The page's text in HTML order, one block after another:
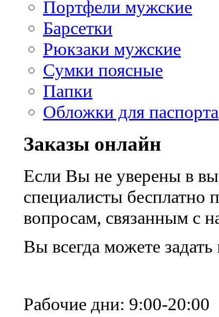
Портфели мужские
Барсетки
Рюкзаки мужские
Сумки поясные
Папки
Обложки для паспорта
Заказы онлайн
Если Вы не уверены в
специалисты
вопросам, связанным с
Вы всегда можете
Рабочие дни: 9:00-20:00